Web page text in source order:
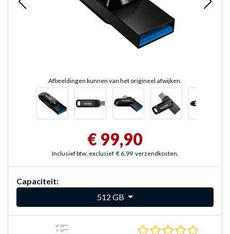
Afbeeldingen kunnen van het origineel afwijken.
€ 99,90
Inclusief btw, exclusief € 6,99 verzendkosten.
Capaciteit:
512 GB